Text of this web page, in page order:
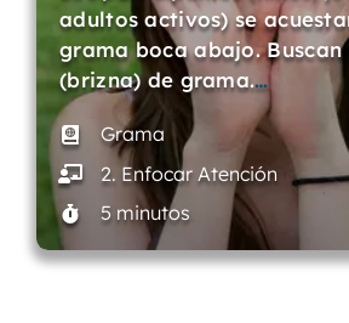
adultos activos) se
grama boca abajo. Buscan
(brizna) de grama.…
Grama
2. Enfocar Atención
5 minutos